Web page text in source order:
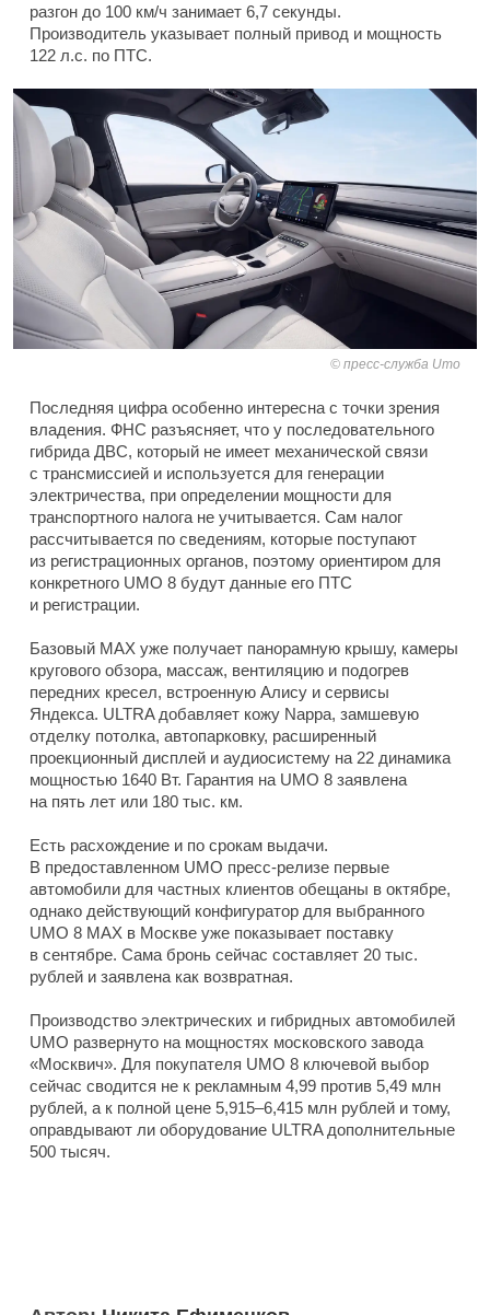
разгон до 100 км/ч занимает 6,7 секунды.
Производитель указывает полный привод и мощность
122 л.с. по ПТС.
пресс-служба Umo
Последняя цифра особенно интересна с точки зрения
владения. ФНС разъясняет, что у последовательного
гибрида ДВС, который не имеет механической связи
с трансмиссией и используется для генерации
электричества, при определении мощности для
транспортного налога не учитывается. Сам налог
рассчитывается по сведениям, которые поступают
из регистрационных органов, поэтому ориентиром для
конкретного UMO 8 будут данные его ПТС
и регистрации.
Базовый MAX уже получает панорамную крышу, камеры
кругового обзора, массаж, вентиляцию и подогрев
передних кресел, встроенную Алису и сервисы
Яндекса. ULTRA добавляет кожу Nappa, замшевую
отделку потолка, автопарковку, расширенный
проекционный дисплей и аудиосистему на 22 динамика
мощностью 1640 Вт. Гарантия на UMO 8 заявлена
на пять лет или 180 тыс. км.
Есть расхождение и по срокам выдачи.
В предоставленном UMO пресс-релизе первые
автомобили для частных клиентов обещаны в октябре,
однако действующий конфигуратор для выбранного
UMO 8 MAX в Москве уже показывает поставку
в сентябре. Сама бронь сейчас составляет 20 тыс.
рублей и заявлена как возвратная.
Производство электрических и гибридных автомобилей
UMO развернуто на мощностях московского завода
«Москвич». Для покупателя UMO 8 ключевой выбор
сейчас сводится не к рекламным 4,99 против 5,49 млн
рублей, а к полной цене 5,915–6,415 млн рублей и тому,
оправдывают ли оборудование ULTRA дополнительные
500 тысяч.